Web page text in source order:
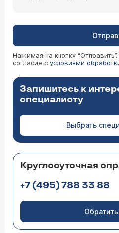
Нажимая на кнопку
согласие с условиями
Запишитесь к
специалисту
Выбрать
Круглосуточная
+7 (495) 788 33 88